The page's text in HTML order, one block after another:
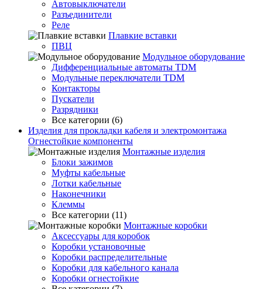
Автовыключатели
Разъединители
Реле
Плавкие вставки
ПВЦ
Модульное оборудование
Дифференциальные автоматы TDM
Модульные переключатели TDM
Контакторы
Пускатели
Разрядники
Все категории (6)
Изделия для прокладки кабеля и электромонтажа
Огнестойкие компоненты
Монтажные изделия
Блоки зажимов
Муфты кабельные
Лотки кабельные
Наконечники
Клеммы
Все категории (11)
Монтажные коробки
Аксессуары для коробок
Коробки установочные
Коробки распределительные
Коробки для кабельного канала
Коробки огнестойкие